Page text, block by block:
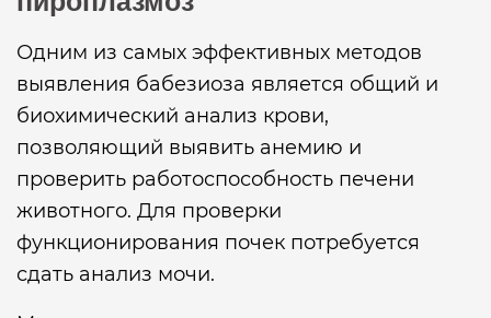
Одним из самых эффективных методов
выявления бабезиоза является общий и
биохимический анализ крови,
позволяющий выявить анемию и
проверить работоспособность печени
животного. Для проверки
функционирования почек потребуется
сдать анализ мочи.